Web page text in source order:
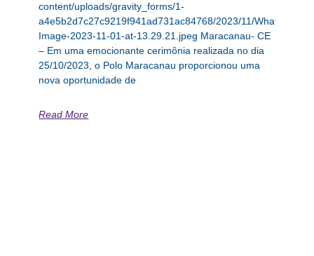
content/uploads/gravity_forms/1-
a4e5b2d7c27c9219f941ad731ac84768/2023/11/WhatsApp-
Image-2023-11-01-at-13.29.21.jpeg Maracanau- CE
– Em uma emocionante cerimônia realizada no dia
25/10/2023, o Polo Maracanau proporcionou uma
nova oportunidade de
Read More